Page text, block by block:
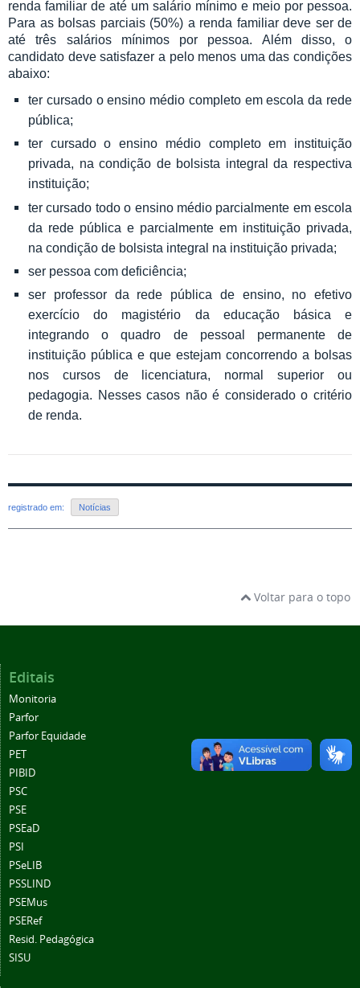
renda familiar de até um salário mínimo e meio por pessoa.
Para as bolsas parciais (50%) a renda familiar deve ser de
até três salários mínimos por pessoa. Além disso, o
candidato deve satisfazer a pelo menos uma das condições
abaixo:
ter cursado o ensino médio completo em escola da rede
pública;
ter cursado o ensino médio completo em instituição
privada, na condição de bolsista integral da respectiva
instituição;
ter cursado todo o ensino médio parcialmente em escola
da rede pública e parcialmente em instituição privada,
na condição de bolsista integral na instituição privada;
ser pessoa com deficiência;
ser professor da rede pública de ensino, no efetivo
exercício do magistério da educação básica e
integrando o quadro de pessoal permanente de
instituição pública e que estejam concorrendo a bolsas
nos cursos de licenciatura, normal superior ou
pedagogia. Nesses casos não é considerado o critério
de renda.
registrado em: Notícias
Voltar para o topo
Editais
Monitoria
Parfor
Parfor Equidade
PET
PIBID
PSC
PSE
PSEaD
PSI
PSeLIB
PSSLIND
PSEMus
PSERef
Resid. Pedagógica
SISU